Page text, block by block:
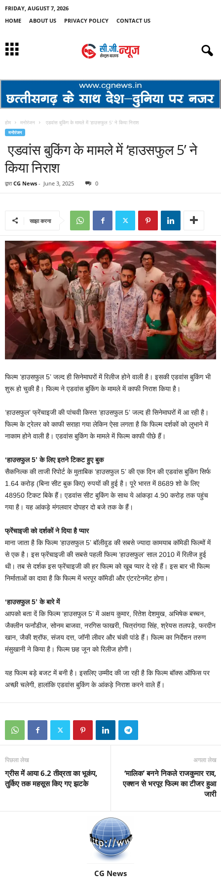
FRIDAY, AUGUST 7, 2026
HOME
ABOUT US PRIVACY POLICY CONTACT US
होम मनोरंजन एडवांस बुकिंग के मामले में ‘हाउसफुल 5’ ने किया निराश
मनोरंजन
एडवांस बुकिंग के मामले में ‘हाउसफुल 5’ ने
किया निराश
द्वारा CG News - June 3, 2025 0
साझा करना
फिल्म ‘हाउसफुल 5’ जल्द ही सिनेमाघरों में रिलीज होने वाली है। इसकी एडवांस बुकिंग भी
शुरू हो चुकी है। फिल्म ने एडवांस बुकिंग के मामले में काफी निराश किया है।
‘हाउसफुल’ फ्रेंचाइजी की पांचवी किस्त ‘हाउसफुल 5’ जल्द ही सिनेमाघरों में आ रही है।
फिल्म के ट्रेलर को काफी सराहा गया लेकिन ऐसा लगता है कि फिल्म दर्शकों को लुभाने में
नाकाम होने वाली है। एडवांस बुकिंग के मामले में फिल्म काफी पीछे हैं।
‘हाउसफुल 5’ के लिए इतने टिकट हुए बुक
सैकनिल्क की ताजी रिपोर्ट के मुताबिक ‘हाउसफुल 5’ की एक दिन की एडवांस बुकिंग सिर्फ
1.64 करोड़ (बिना सीट बुक किए) रुपयों की हुई है। पूरे भारत में 8689 शो के लिए
48950 टिकट बिके हैं। एडवांस सीट बुकिंग के साथ ये आंकड़ा 4.90 करोड़ तक पहुंच
गया है। यह आंकड़े मंगलवार दोपहर दो बजे तक के हैं।
फ्रेंचाइजी को दर्शकों ने दिया है प्यार
माना जाता है कि फिल्म ‘हाउसफुल 5’ बॉलीवुड की सबसे ज्यादा कामयाब कॉमेडी फिल्मों में
से एक है। इस फ्रेंचाइजी की सबसे पहली फिल्म ‘हाउसफुल’ साल 2010 में रिलीज हुई
थी। तब से दर्शक इस फ्रेंचाइजी की हर फिल्म को खूब प्यार दे रहे हैं। इस बार भी फिल्म
निर्माताओं का दावा है कि फिल्म में भरपूर कॉमेडी और एंटरटेनमेंट होगा।
‘हाउसफुल 5’ के बारे में
आपको बता दें कि फिल्म ‘हाउसफुल 5’ में अक्षय कुमार, रितेश देशमुख, अभिषेक बच्चन,
जैक्लीन फर्नांडीज, सोनम बाजवा, नरगिस फाखरी, चित्रांगदा सिंह, श्रेयस तलपड़े, फरदीन
खान, जैकी श्रॉफ, संजय दत्त, जॉनी लीवर और चंकी पांडे हैं। फिल्म का निर्देशन तरुण
मंसुखानी ने किया है। फिल्म छह जून को रिलीज होगी।
यह फिल्म बड़े बजट में बनी है। इसलिए उम्मीद की जा रही है कि फिल्म बॉक्स ऑफिस पर
अच्छी चलेगी, हालांकि एडवांस बुकिंग के आंकड़े निराश करने वाले हैं।
पिछला लेख
ग्रीस में आया 6.2 तीव्रता का भूकंप,
तुर्किए तक महसूस किए गए झटके
अगला लेख
‘मालिक’ बनने निकले राजकुमार राव,
एक्शन से भरपूर फिल्म का टीजर हुआ
जारी
CG News